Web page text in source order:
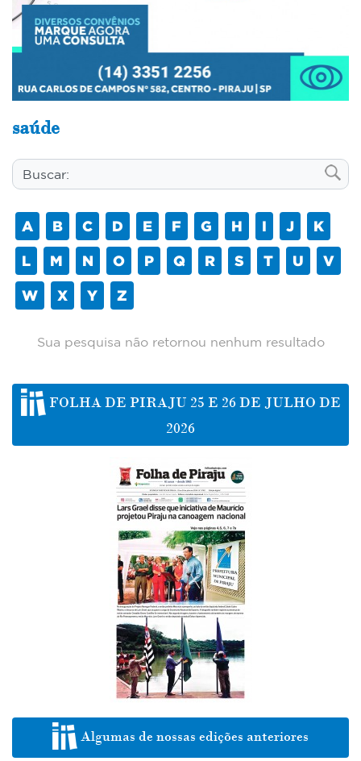
saúde
A B C D E F G H I J K
L M N O P Q R S T U V
W X Y Z
Sua pesquisa não retornou nenhum resultado
FOLHA DE PIRAJU 25 E 26 DE JULHO DE
2026
Algumas de nossas edições anteriores